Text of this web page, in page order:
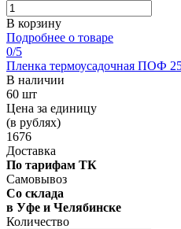
В корзину
Подробнее о товаре
0/5
Пленка термоусадочная ПОФ
В наличии
60 шт
Цена за единицу
(в рублях)
1676
Доставка
По тарифам ТК
Самовывоз
Со склада
в Уфе и Челябинске
Количество